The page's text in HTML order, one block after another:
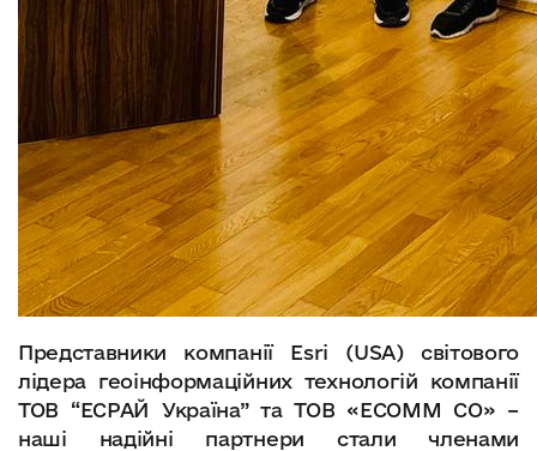
Представники компанії Esri (USA) світового
лідера геоінформаційних технологій компанії
ТОВ “EСРАЙ Україна” та ТОВ «ECOMM CО» –
наші надійні партнери стали членами